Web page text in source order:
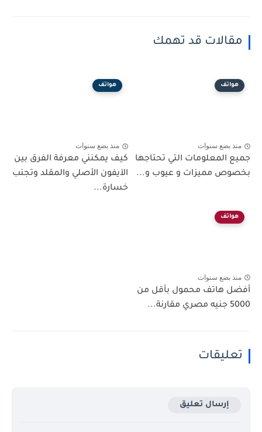
مقالات قد تهمك
هواتف
منذ بضع سنوات
جميع المعلومات التي تحتاجها
بخصوص مميزات و عيوب و...
هواتف
منذ بضع سنوات
كيف يمكنني معرفة الفرق بين
الآيفون الأصلي والمقلد وتجنب
خسارة...
هواتف
منذ بضع سنوات
أفضل هاتف محمول بأقل من
5000 جنيه مصري مقارنة...
تعليقات
إرسال تعليق